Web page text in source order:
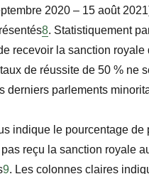
2020– 15 août
8. Statistiquement
recevoir la sanction royale
de réussite de 50 % ne
derniers parlements
indique le pourcentage de
reçu la sanction royale
9. Les colonnes claires